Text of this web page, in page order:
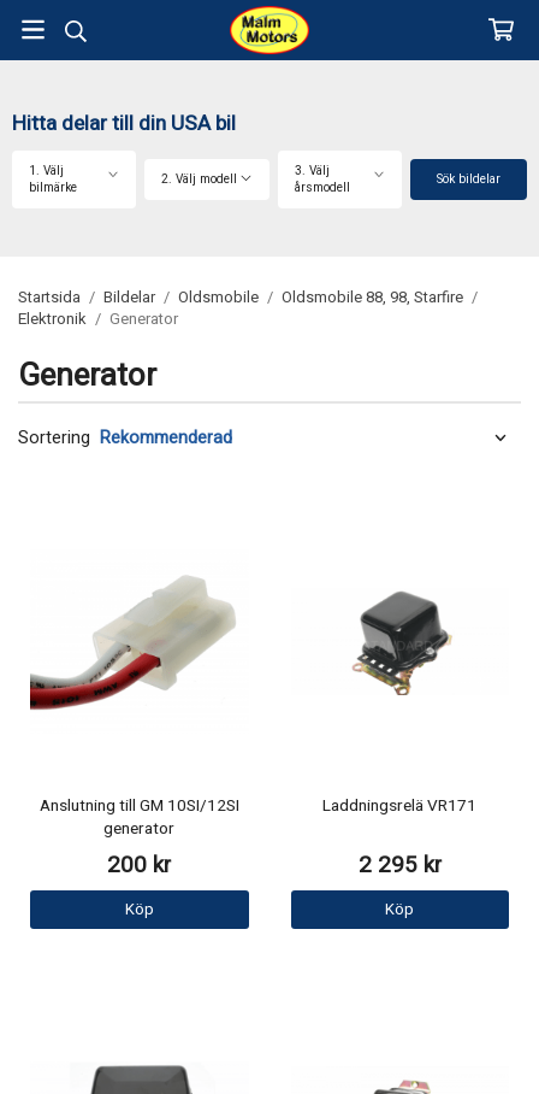
Hitta delar till din USA bil
1. Välj
bilmärke
2. Välj modell
3. Välj
årsmodell
Sök bildelar
Startsida / Bildelar / Oldsmobile / Oldsmobile 88, 98, Starfire /
Elektronik / Generator
Generator
Sortering
Anslutning till GM 10SI/12SI
generator
200 kr
Köp
Laddningsrelä VR171
2 295 kr
Köp